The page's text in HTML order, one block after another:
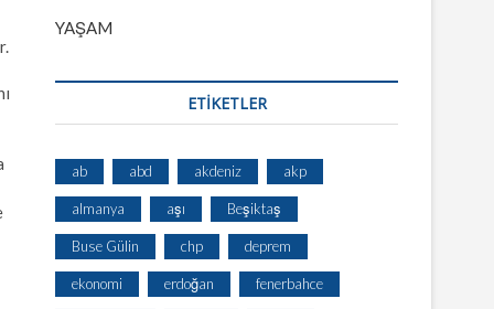
YAŞAM
ETİKETLER
ab abd akdeniz akp
almanya aşı Beşiktaş
Buse Gülin chp deprem
ekonomi erdoğan fenerbahce